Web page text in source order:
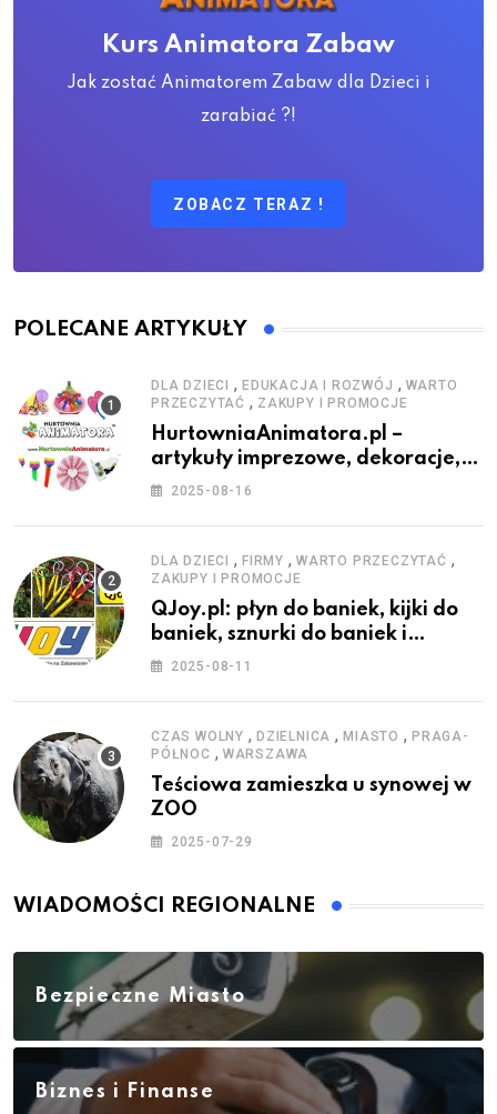
Kurs Animatora Zabaw
Jak zostać Animatorem Zabaw dla Dzieci i
zarabiać ?!
ZOBACZ TERAZ !
POLECANE ARTYKUŁY
DLA DZIECI , EDUKACJA I ROZWÓJ , WARTO
PRZECZYTAĆ , ZAKUPY I PROMOCJE
HurtowniaAnimatora.pl –
artykuły imprezowe, dekoracje,
stroje i akcesoria dla animatorów
2025-08-16
DLA DZIECI , FIRMY , WARTO PRZECZYTAĆ ,
ZAKUPY I PROMOCJE
QJoy.pl: płyn do baniek, kijki do
baniek, sznurki do baniek i
zestawy do baniek
2025-08-11
CZAS WOLNY , DZIELNICA ,MIASTO ,PRAGA-
PÓŁNOC , WARSZAWA
Teściowa zamieszka u synowej w
ZOO
2025-07-29
WIADOMOŚCI REGIONALNE
Bezpieczne Miasto
Biznes i Finanse